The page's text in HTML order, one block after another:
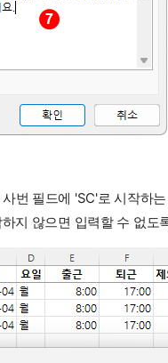
번 필드에 'SC'로 시작하
지 않으면 입력할 수 없도